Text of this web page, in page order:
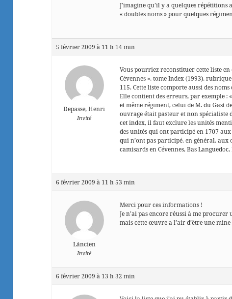
J’imagine qu’il y a quelques répétitions
« doubles noms » pour quelques
5 février 2009 à 11 h 14 min
Depasse, Henri
Invité
Vous pourriez reconstituer cette liste
Cévennes », tome Index (1993),
115. Cette liste comporte aussi des
Elle contient des erreurs, par exemple :
et même régiment, celui de M. du Gast
ouvrage était pasteur et non spécialiste
cet index, il faut exclure les unités
des unités qui ont participé en 1707 aux
qui n’ont pas participé, en général, aux
camisards en Cévennes, Bas
6 février 2009 à 11 h 53 min
L`ancien
Invité
Merci pour ces informations !
Je n’ai pas encore réussi à me
mais cette œuvre a l’air d’être une mine
6 février 2009 à 13 h 32 min